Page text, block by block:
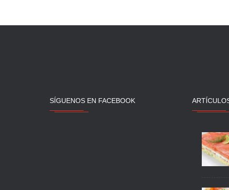
SÍGUENOS EN FACEBOOK